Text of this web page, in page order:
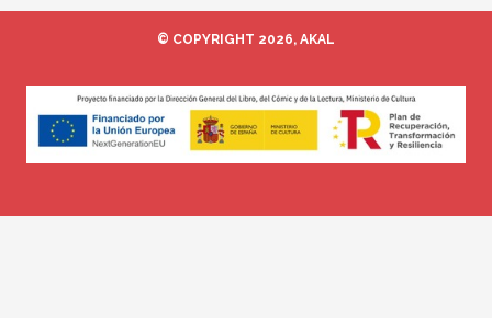
Cartoné
Ebook
Papel
© COPYRIGHT 2026, AKAL